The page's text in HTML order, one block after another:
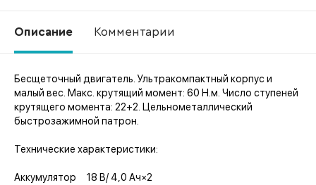
Описание Комментарии
Бесщеточный двигатель. Ультракомпактный корпус и
малый вес. Макс. крутящий момент: 60 Н.м. Число ступеней
крутящего момента: 22+2. Цельнометаллический
быстрозажимной патрон.
Технические характеристики:
Аккумулятор 18 В/ 4,0 Ач×2